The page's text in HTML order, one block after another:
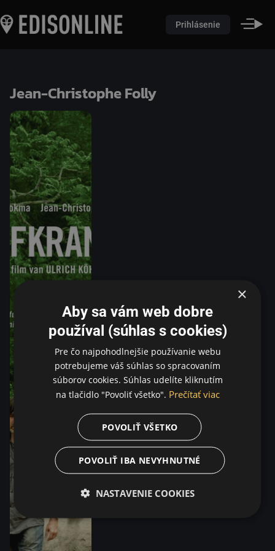
Prihlásenie
Jean-Christophe Folly
×
Aby sa vám web dobre
používal (súhlas s cookies)
Pre čo najpohodlnejšie používanie webu
potrebujeme váš súhlas so spracovaním
súborov cookies. Súhlas udelíte kliknutím
na tlačidlo "Povoliť všetko". Prečítať viac
POVOLIŤ VŠETKO
POVOLIŤ IBA NEVYHNUTNÉ
NASTAVENIE COOKIES